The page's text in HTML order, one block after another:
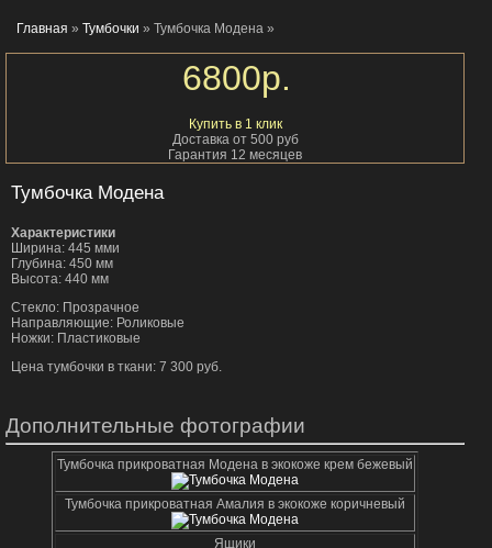
Главная » Тумбочки » Тумбочка Модена »
6800р.
Купить в 1 клик
Доставка от 500 руб
Гарантия 12 месяцев
Тумбочка Модена
Характеристики
Ширина: 445 мми
Глубина: 450 мм
Высота: 440 мм
Стекло: Прозрачное
Направляющие: Роликовые
Ножки: Пластиковые
Цена тумбочки в ткани: 7 300 руб.
Дополнительные фотографии
Тумбочка прикроватная Модена в экокоже крем бежевый
Тумбочка прикроватная Амалия в экокоже коричневый
Ящики